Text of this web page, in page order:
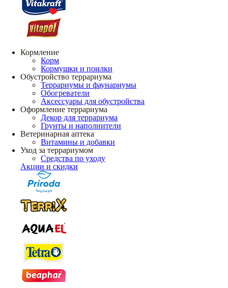
Кормление
Корм
Кормушки и поилки
Обустройство террариума
Террариумы и фаунариумы
Обогреватели
Аксессуары для обустройства
Оформление террариума
Декор для террариума
Грунты и наполнители
Ветеринарная аптека
Витамины и добавки
Уход за террариумом
Средства по уходу
Акции и скидки